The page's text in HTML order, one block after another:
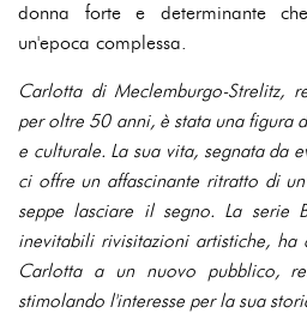
donna forte e determinante
un'epoca complessa.
Carlotta di Meclemburgo-Strelitz,
per oltre 50 anni, è stata una figura
e culturale. La sua vita, segnata da
ci offre un affascinante ritratto di
seppe lasciare il segno. La serie
inevitabili rivisitazioni artistiche,
Carlotta a un nuovo pubblico,
stimolando l'interesse per la sua